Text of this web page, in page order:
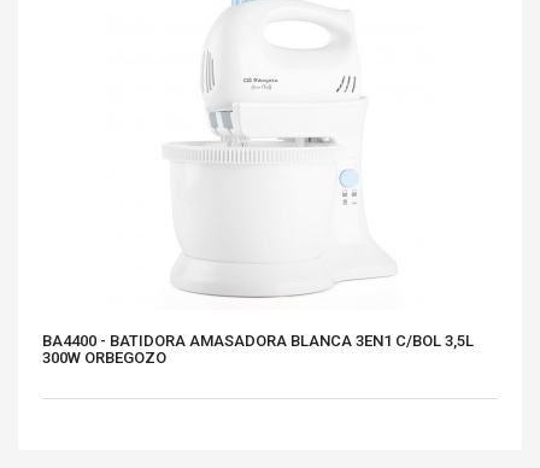
BA4400 - BATIDORA AMASADORA BLANCA 3EN1 C/BOL 3,5L
300W ORBEGOZO